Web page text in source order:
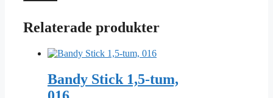
Relaterade produkter
Bandy Stick 1,5-tum,